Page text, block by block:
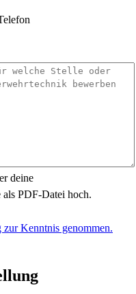
deine
als PDF-Datei hoch.
Kenntnis genommen.